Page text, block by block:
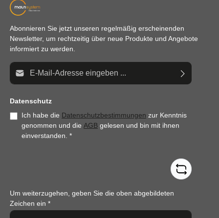
Abonnieren Sie jetzt unseren regelmäßig erscheinenden
Newsletter, um rechtzeitig über neue Produkte und Angebote
informiert zu werden.
E-Mail-Adresse*
Datenschutz
Ich habe die Datenschutzbestimmungen zur Kenntnis
genommen und die AGB gelesen und bin mit ihnen
einverstanden. *
Um weiterzugehen, geben Sie die oben abgebildeten
Zeichen ein *